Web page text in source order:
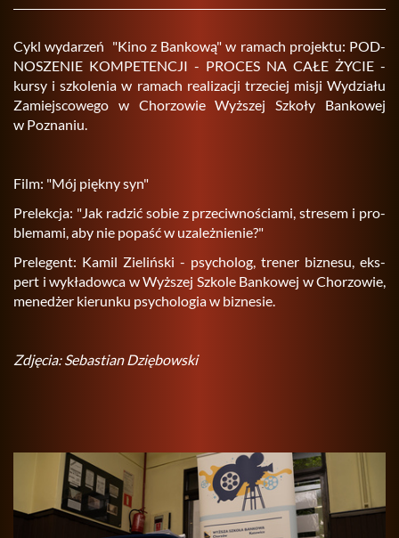
Cykl wy­da­rzeń "Kino z Ban­ko­wą" w ra­mach pro­jek­tu: POD­
NO­SZE­NIE KOM­PE­TEN­CJI - PRO­CES NA CAŁE ŻYCIE -
kursy i szko­le­nia w ra­mach re­ali­za­cji trze­ciej misji Wy­dzia­łu
Za­miej­sco­we­go w Cho­rzo­wie Wyż­szej Szko­ły Ban­ko­wej
w Po­zna­niu.
Film: "Mój pięk­ny syn"
Pre­lek­cja: "Jak ra­dzić sobie z prze­ciw­no­ścia­mi, stre­sem i pro­
ble­ma­mi, aby nie po­paść w uza­leż­nie­nie?"
Pre­le­gent: Kamil Zie­liń­ski - psy­cho­log, tre­ner biz­ne­su, eks­
pert i wy­kła­dow­ca w Wyż­szej Szko­le Ban­ko­wej w Cho­rzo­wie,
me­ne­dżer kie­run­ku psy­cho­lo­gia w biz­ne­sie.
Zdję­cia: Se­ba­stian Dzię­bow­ski